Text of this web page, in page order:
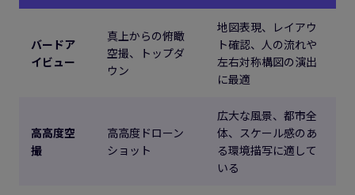
バードア
イビュー
真上からの俯瞰
空撮、トップダ
ウン
地図表現、レイアウ
ト確認、人の流れや
左右対称構図の演出
に最適
高高度空
撮
高高度ドローン
ショット
広大な風景、都市全
体、スケール感のあ
る環境描写に適して
いる